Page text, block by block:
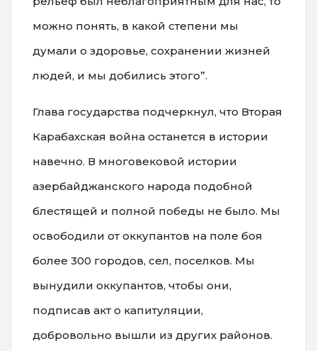
можно понять, в какой степени мы
думали о здоровье, сохранении жизней
людей, и мы добились этого”.
Глава государства подчеркнул, что Вторая
Карабахская война останется в истории
навечно. В многовековой истории
азербайджанского народа подобной
блестящей и полной победы не было. Мы
освободили от оккупантов на поле боя
более 300 городов, сел, поселков. Мы
вынудили оккупантов, чтобы они,
подписав акт о капитуляции,
добровольно вышли из других районов.